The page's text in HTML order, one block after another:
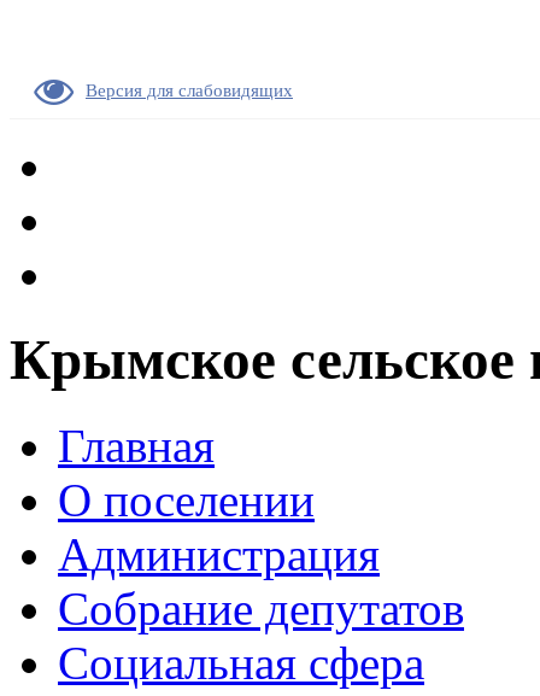
Версия для слабовидящих
Крымское сельское
Главная
О поселении
Администрация
Собрание депутатов
Социальная сфера